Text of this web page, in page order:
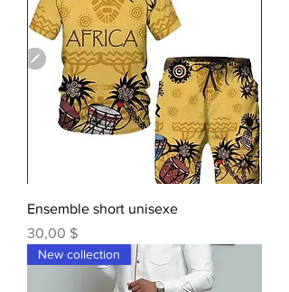
Ensemble short unisexe
Prix
30,00 $
New collection